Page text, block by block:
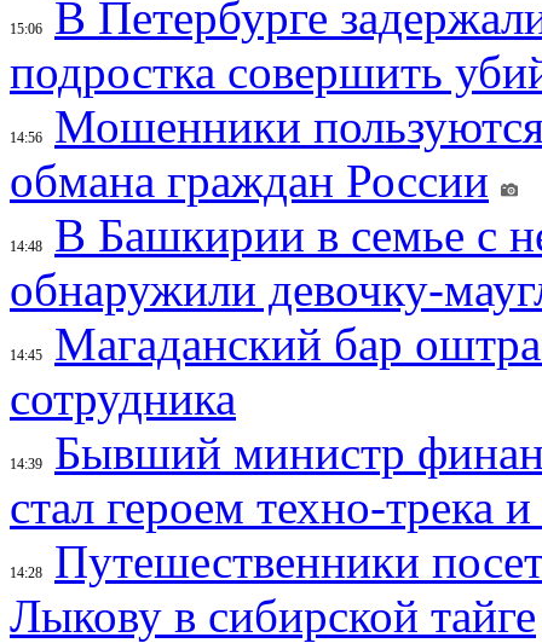
15:06
В Петербурге
подростка совершить
14:56
Мошенники
обмана граждан России
14:48
В Башкирии в семье с
обнаружили девочку-
14:45
Магаданский бар
сотрудника
14:39
Бывший министр
стал героем техно-трека
14:28
Путешественники
Лыкову в сибирской тайге